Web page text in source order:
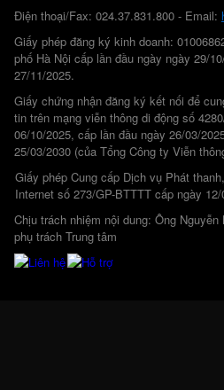
Điện thoại/Fax: 024.37.831.800 - Email:
Giấy phép đăng ký kinh doanh:
phố Hà Nội cấp lần đầu ngày ngày 29/
27/11/2025.
Giấy chứng nhận đăng ký kết nối để
tin trên mạng viễn thông di động số
06/10/2025, cấp lần đầu ngày 26/03/
25/03/2030 (của Tổng Công ty Viễn
Giấy phép Cung cấp Dịch vụ Phát
Internet số 273/GP-BTTTT cấp ngày 12/
Chịu trách nhiệm nội dung: Ông
phụ trách Trung tâm